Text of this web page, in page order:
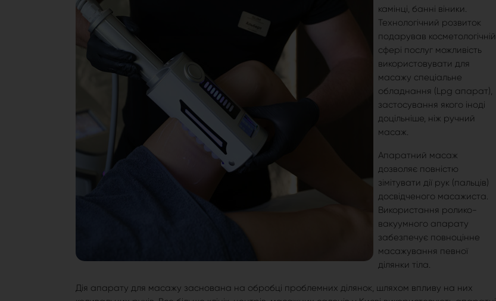
камінці, банні віники.
Технологічний розвиток
подарував косметологічній
сфері послуг можливість
використовувати для
масажу спеціальне
обладнання (Lpg апарат),
застосування якого іноді
доцільніше, ніж ручний
масаж.
Апаратний масаж
дозволяє повністю
зімітувати дії рук (пальців)
досвідченого масажиста.
Використання ролико-
вакуумного апарату
забезпечує повноцінне
масажування певної
ділянки тіла.
Дія апарату для масажу заснована на обробці проблемних ділянок, шляхом впливу на них